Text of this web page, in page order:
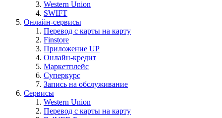
Western Union
SWIFT
Онлайн-сервисы
Перевод с карты на карту
Finstore
Приложение UP
Онлайн-кредит
Маркетплейс
Суперкурс
Запись на обслуживание
Сервисы
Western Union
Перевод с карты на карту